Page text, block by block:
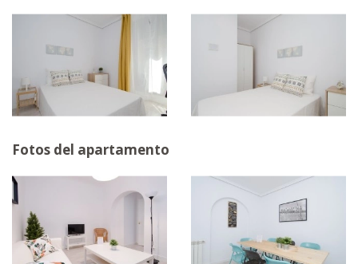
Fotos del apartamento